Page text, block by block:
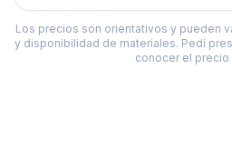
Los precios son orientativos y pueden
y disponibilidad de materiales. Pedí
conocer el precio